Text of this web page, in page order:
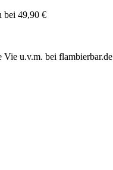
bei 49,90 €
u.v.m. bei flambierbar.de